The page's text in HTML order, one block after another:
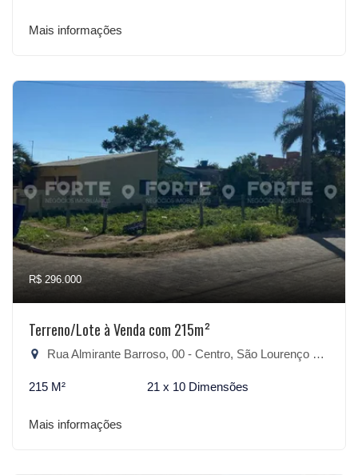
Mais informações
R$ 296.000
Terreno/Lote à Venda com 215m²
Rua Almirante Barroso, 00 - Centro, São Lourenço do Sul-RS
215 M² 21 x 10 Dimensões
Mais informações